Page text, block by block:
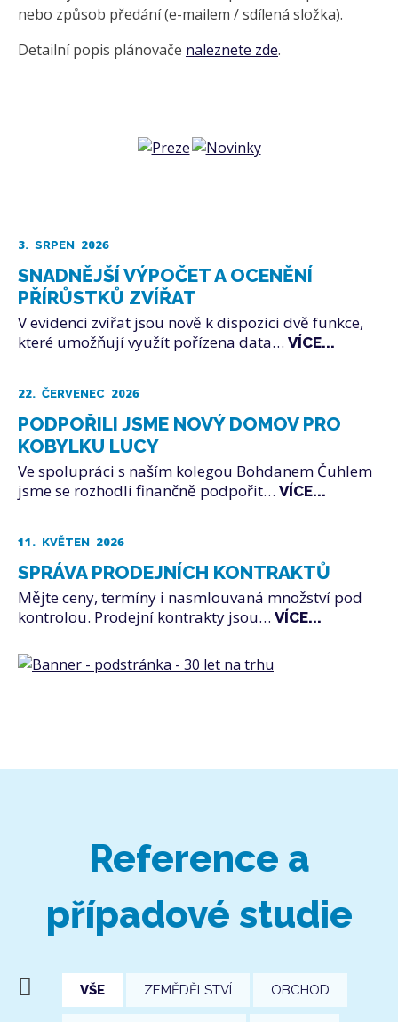
nebo způsob předání (e-mailem / sdílená složka).
Detailní popis plánovače naleznete zde.
3. SRPEN 2026
SNADNĚJŠÍ VÝPOČET A OCENĚNÍ
PŘÍRŮSTKŮ ZVÍŘAT
V evidenci zvířat jsou nově k dispozici dvě funkce,
které umožňují využít pořízena data… VÍCE...
22. ČERVENEC 2026
PODPOŘILI JSME NOVÝ DOMOV PRO
KOBYLKU LUCY
Ve spolupráci s naším kolegou Bohdanem Čuhlem
jsme se rozhodli finančně podpořit… VÍCE...
11. KVĚTEN 2026
SPRÁVA PRODEJNÍCH KONTRAKTŮ
Mějte ceny, termíny i nasmlouvaná množství pod
kontrolou. Prodejní kontrakty jsou… VÍCE...
Reference a
případové studie
VŠE ZEMĚDĚLSTVÍ OBCHOD